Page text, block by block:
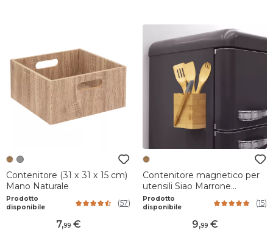
Contenitore (31 x 31 x 15 cm)
Mano Naturale
Prodotto
disponibile
(57)
7,99
Contenitore magnetico per
utensili Siao Marrone
naturale
Prodotto
disponibile
(15)
9,99